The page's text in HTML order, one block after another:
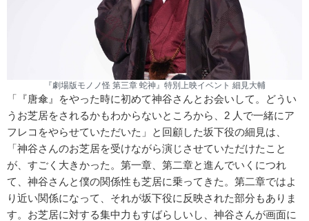
『劇場版モノノ怪 第三章 蛇神』特別上映イベント 細見大輔
「『唐傘』をやった時に初めて神谷さんとお会いして。どうい
うお芝居をされるかもわからないところから、2 人で一緒にア
フレコをやらせていただいた」と回顧した坂下役の細見は、
「神谷さんのお芝居を受けながら演じさせていただけたこと
が、すごく大きかった。第一章、第二章と進んでいくにつれ
て、神谷さんと僕の関係性も芝居に乗ってきた。第二章ではよ
り近い関係になって、それが坂下役に反映された部分もありま
す。お芝居に対する集中力もすばらしいし、神谷さんが画面に